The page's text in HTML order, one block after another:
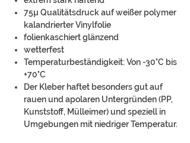
75µ Qualitätsdruck auf weißer polymer
kalandrierter Vinylfolie
folienkaschiert glänzend
wetterfest
Temperaturbeständigkeit: Von -30°C bis
+70°C
Der Kleber haftet besonders gut auf
rauen und apolaren Untergründen (PP,
Kunststoff, Mülleimer) und speziell in
Umgebungen mit niedriger Temperatur.